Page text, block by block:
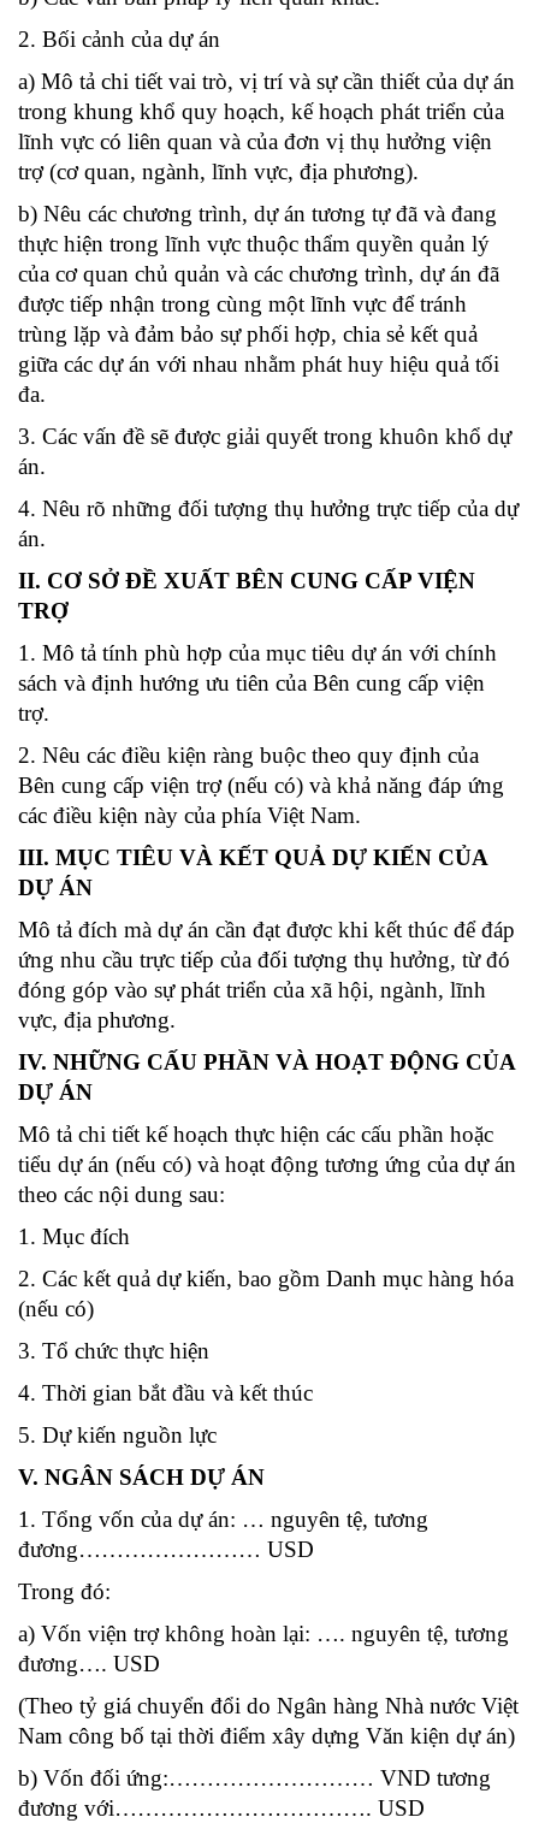
2. Bối cảnh của dự án
a) Mô tả chi tiết vai trò, vị trí và sự cần thiết của dự án
trong khung khổ quy hoạch, kế hoạch phát triển của
lĩnh vực có liên quan và của đơn vị thụ hưởng viện
trợ (cơ quan, ngành, lĩnh vực, địa phương).
b) Nêu các chương trình, dự án tương tự đã và đang
thực hiện trong lĩnh vực thuộc thẩm quyền quản lý
của cơ quan chủ quản và các chương trình, dự án đã
được tiếp nhận trong cùng một lĩnh vực để tránh
trùng lặp và đảm bảo sự phối hợp, chia sẻ kết quả
giữa các dự án với nhau nhằm phát huy hiệu quả tối
đa.
3. Các vấn đề sẽ được giải quyết trong khuôn khổ dự
án.
4. Nêu rõ những đối tượng thụ hưởng trực tiếp của dự
án.
II. CƠ SỞ ĐỀ XUẤT BÊN CUNG CẤP VIỆN
TRỢ
1. Mô tả tính phù hợp của mục tiêu dự án với chính
sách và định hướng ưu tiên của Bên cung cấp viện
trợ.
2. Nêu các điều kiện ràng buộc theo quy định của
Bên cung cấp viện trợ (nếu có) và khả năng đáp ứng
các điều kiện này của phía Việt Nam.
III. MỤC TIÊU VÀ KẾT QUẢ DỰ KIẾN CỦA
DỰ ÁN
Mô tả đích mà dự án cần đạt được khi kết thúc để đáp
ứng nhu cầu trực tiếp của đối tượng thụ hưởng, từ đó
đóng góp vào sự phát triển của xã hội, ngành, lĩnh
vực, địa phương.
IV. NHỮNG CẤU PHẦN VÀ HOẠT ĐỘNG CỦA
DỰ ÁN
Mô tả chi tiết kế hoạch thực hiện các cấu phần hoặc
tiểu dự án (nếu có) và hoạt động tương ứng của dự án
theo các nội dung sau:
1. Mục đích
2. Các kết quả dự kiến, bao gồm Danh mục hàng hóa
(nếu có)
3. Tổ chức thực hiện
4. Thời gian bắt đầu và kết thúc
5. Dự kiến nguồn lực
V. NGÂN SÁCH DỰ ÁN
1. Tổng vốn của dự án: … nguyên tệ, tương
đương…………………… USD
Trong đó:
a) Vốn viện trợ không hoàn lại: …. nguyên tệ, tương
đương…. USD
(Theo tỷ giá chuyển đổi do Ngân hàng Nhà nước Việt
Nam công bố tại thời điểm xây dựng Văn kiện dự án)
b) Vốn đối ứng:……………………… VND tương
đương với……………………………. USD